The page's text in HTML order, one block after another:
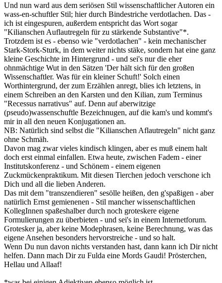
Und nun ward aus dem seriösen Stil wissenschaftlicher Autoren ein
wass-en-schuftler Stil; hier durch Bindestriche verdotlachen. Das -
ich ist eingespuren, außerdem entspricht das Wort sogar
"Kilianschen Auflautregeln für zu stärkende Substantive"*.
Trotzdem ist es - ebenso wie "verdotlachen" - kein mechanischer
Stark-Stork-Sturk, in dem weiter nichts stäke, sondern hat eine ganz
kleine Geschichte im Hintergrund - und sei's nur die eher
ohnmächtige Wut in den Sätzen 'Der hält sich für den großen
Wissenschaftler. Was für ein kleiner Schuft!' Solch einen
Worthintergrund, der zum Erzählen anregt, blies ich letztens, in
einem Schreiben an den Karsten und den Kilian, zum Terminus
"Recessus narrativus" auf. Denn auf aberwitzige
(pseudo)wassenschuftle Bezeichnugen, auf die kam's und kommt's
mir in all den neuen Konjugationen an.
NB: Natürlich sind selbst die "Kilianschen Aflautregeln" nicht ganz
ohne Schmäh.
Davon mag zwar vieles kindisch klingen, aber es muß einem halt
doch erst einmal einfallen. Etwa heute, zwischen Fadem - einer
Institutskonferenz - und Schönem - einem eigenen
Zuckmückenpraktikum. Mit diesen Tierchen jedoch verschone ich
Dich und all die lieben Anderen.
Das mit dem "transzendieren" sesölle heißen, den g'spaßigen - aber
natürlich Ernst gemienenen - Stil mancher wissenschaftlichen
KollegInnen spaßeshalber durch noch groteskere eigene
Formulierungen zu überbieten - und sei's in einem Internetforum.
Grotesker ja, aber keine Modephrasen, keine Berechnung, was das
eigene Ansehen besonders hervorstreiche - und so halt.
Wenn Du nun davon nichts verstanden hast, dann kann ich Dir nicht
helfen. Dann mach Dir zu Fulda eine Mords Gaudi! Prösterchen,
Hellau und Allaaf!